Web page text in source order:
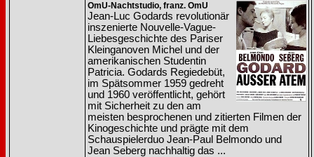
OmU-Nachtstudio, franz. OmU
Jean-Luc Godards revolutionär
inszenierte Nouvelle-Vague-
Liebesgeschichte des Pariser
Kleinganoven Michel und der
amerikanischen Studentin
Patricia. Godards Regiedebüt,
im Spätsommer 1959 gedreht
und 1960 veröffentlicht, gehört
mit Sicherheit zu den am
meisten besprochenen und zitierten Filmen der
Kinogeschichte und prägte mit dem
Schauspielerduo Jean-Paul Belmondo und
Jean Seberg nachhaltig das ...